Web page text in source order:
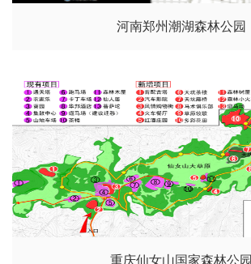
河南郑州潮湖森林公园
重庆仙女山国家森林公园